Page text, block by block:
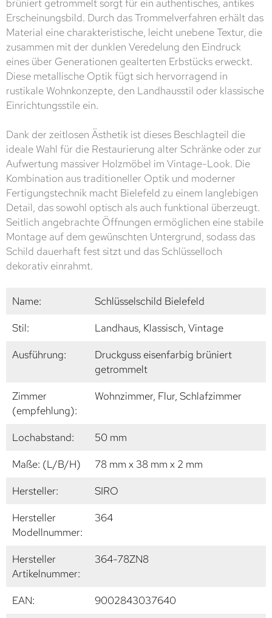
brüniert getrommelt sorgt für ein authentisches, antikes
Erscheinungsbild. Durch das Trommelverfahren erhält das
Material eine charakteristische, leicht unebene Textur, die
zusammen mit der dunklen Veredelung den Eindruck
eines über Generationen gealterten Erbstücks erweckt.
Diese metallische Optik fügt sich hervorragend in
rustikale Wohnkonzepte, den Landhausstil oder klassische
Einrichtungsstile ein.
Dank der zeitlosen Ästhetik ist dieses Beschlagteil die
ideale Wahl für die Restaurierung alter Schränke oder zur
Aufwertung massiver Holzmöbel im Vintage-Look. Die
Kombination aus traditioneller Optik und moderner
Fertigungstechnik macht Bielefeld zu einem langlebigen
Detail, das sowohl optisch als auch funktional überzeugt.
Seitlich angebrachte Öffnungen ermöglichen eine stabile
Montage auf dem gewünschten Untergrund, sodass das
Schild dauerhaft fest sitzt und das Schlüsselloch
dekorativ einrahmt.
Name:
Schlüsselschild Bielefeld
Stil:
Landhaus, Klassisch, Vintage
Ausführung:
Druckguss eisenfarbig brüniert
getrommelt
Zimmer
(empfehlung):
Wohnzimmer, Flur, Schlafzimmer
Lochabstand:
50 mm
Maße: (L/B/H)
78 mm x 38 mm x 2 mm
Hersteller:
SIRO
Hersteller
Modellnummer:
364
Hersteller
Artikelnummer:
364-78ZN8
EAN:
9002843037640